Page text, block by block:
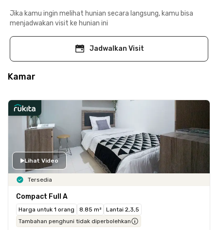
Jika kamu ingin melihat hunian secara langsung, kamu bisa
menjadwakan visit ke hunian ini
Jadwalkan Visit
Kamar
Lihat Video
Tersedia
Compact Full A
Harga untuk 1 orang 8.85 m²
Lantai 2,3,5
Tambahan penghuni tidak diperbolehkan